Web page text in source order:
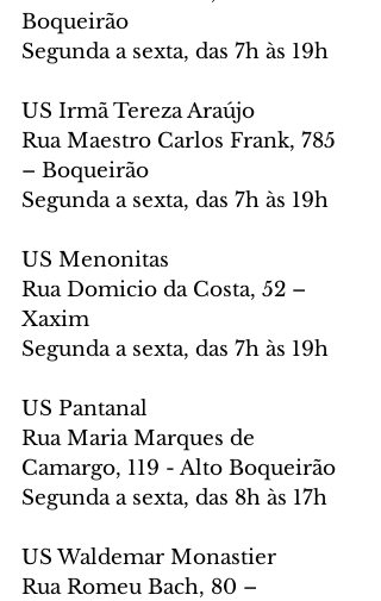
Boqueirão
Segunda a sexta, das 7h às 19h
US Irmã Tereza Araújo
Rua Maestro Carlos Frank, 785
– Boqueirão
Segunda a sexta, das 7h às 19h
US Menonitas
Rua Domicio da Costa, 52 –
Xaxim
Segunda a sexta, das 7h às 19h
US Pantanal
Rua Maria Marques de
Camargo, 119 - Alto Boqueirão
Segunda a sexta, das 8h às 17h
US Waldemar Monastier
Rua Romeu Bach, 80 –